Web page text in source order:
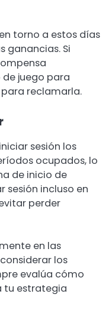
torno a estos días
ganancias. Si
juego para
reclamarla.
sesión los
ocupados, lo
de inicio de
sesión incluso en
perder
en las
los
evalúa cómo
tu estrategia